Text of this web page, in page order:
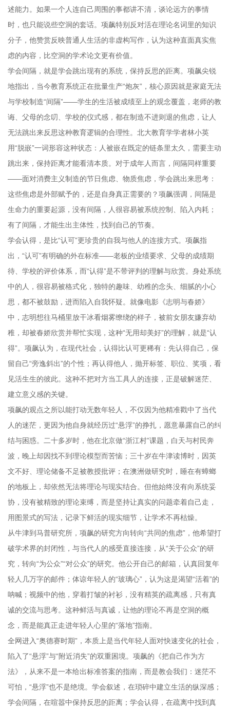
述能力。如果一个人连自己周围的事都讲不清，谈论远方的事情
时，也只能说些空洞的套话。项飙特别反对活在理论名词里的知识
分子，他赞赏反映普通人生活的非虚构写作，认为这种直面真实焦
虑的内容，比空洞的学术论文更有价值。
学会间隔，就是学会跳出现有的系统，保持反思的距离。项飙尖锐
地指出，当今教育系统正在批量生产“炮灰”，核心原因就是家庭无法
与学校制造“间隔”——学生的生活被成绩至上的观念覆盖，老师的教
诲、父母的念叨、学校的仪式感，都在制造不进则退的焦虑，让人
无法跳出来反思这种教育逻辑的合理性。北大教育学学者林小英
用“脱嵌”一词形容这种状态：人被嵌在既定的链条里太久，需要主动
跳出来，保持距离才能看清本质。对于成年人而言，间隔同样重要
——面对消费主义制造的节日焦虑、物质焦虑，学会跳出来思考：
这些焦虑是外部赋予的，还是自身真正需要的？项飙强调，间隔是
生命力的重要起源，没有间隔，人很容易被系统控制、陷入内耗；
有了间隔，才能生出主体性，找到自己的节奏。
学会认得，是比“认可”更珍贵的自我与他人的连接方式。项飙指
出，“认可”有明确的外在标准——老板的业绩要求、父母的成绩期
待、学校的评价体系，而“认得”是不带评判的理解与欣赏。身处系统
中的人，很容易被格式化，独特的趣味、幼稚的念头、细腻的小心
思，都不被鼓励，进而陷入自我怀疑。就像电影《志明与春娇》
中，志明想往马桶里放干冰看烟雾缭绕的样子，被前女朋友嫌弃幼
稚，却被春娇欣赏并帮忙实现，这种“无用却美好”的理解，就是“认
得”。项飙认为，在现代社会，认得比认可更稀有：先认得自己，保
留自己“旁逸斜出”的个性；再认得他人，抛开标签、职位、奖项，看
见活生生的彼此。这种不把对方当工具人的连接，正是破解迷茫、
建立意义感的关键。
项飙的观点之所以能打动无数年轻人，不仅因为他精准戳中了当代
人的迷茫，更因为他自身就经历过“悬浮”的挣扎，愿意暴露自己的纠
结与困惑。二十多岁时，他在北京做“浙江村”课题，白天与村民奔
波，晚上却因找不到理论模型而苦恼；三十岁在牛津读博时，因英
文不好、理论储备不足被教授批评；在澳洲做研究时，睡在有蟑螂
的地板上，却依然无法将理论与现实结合。但他始终没有向系统妥
协，没有被精致的理论束缚，而是坚持让真实的问题牵着自己走，
用图景式的写法，记录下鲜活的现实细节，让学术不再枯燥。
从牛津到马普研究所，项飙的研究方向转向“共同的焦虑”，他希望打
破学术界的封闭性，与当代人的感受直接连接，从“关于公众”的研
究，转向“为公众”“对公众”的研究。他公开自己的邮箱，认真回复年
轻人几万字的邮件；体谅年轻人的“玻璃心”，认为这是渴望“活着”的
呐喊；视频中的他，穿着打皱的衬衫，没有精英的疏离感，只有真
诚的交流与思考。这种鲜活与真诚，让他的理论不再是空洞的概
念，而是能真正走进年轻人心里的“落地”指南。
全网进入“奥德赛时期”，本质上是当代年轻人面对快速变化的社会，
陷入了“悬浮”与“附近消失”的双重困境。项飙的《把自己作为方
法》，从来不是一本给出标准答案的指南，而是教会我们：迷茫不
可怕，“悬浮”也不是绝境。学会叙述，在琐碎中建立生活的纵深感；
学会间隔，在喧嚣中保持反思的距离；学会认得，在疏离中找到真